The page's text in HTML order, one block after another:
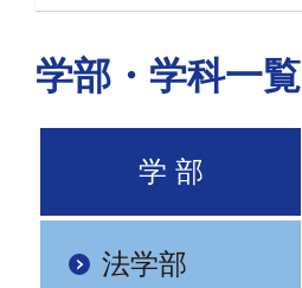
学部・学科一覧
学 部
法学部